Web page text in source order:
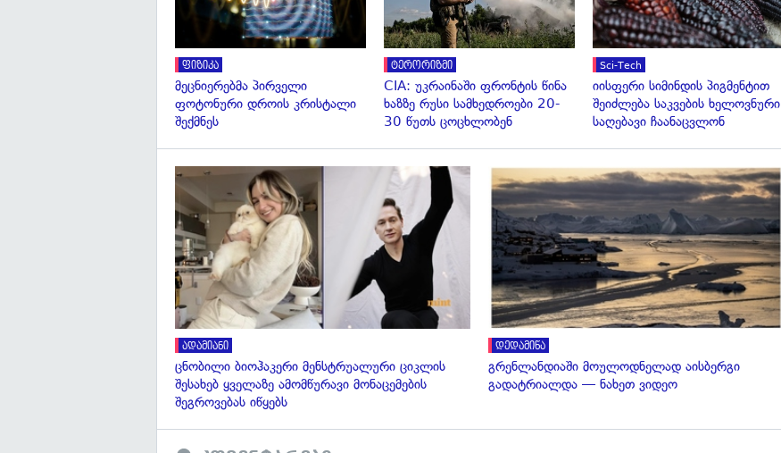
ფიზიკა
მეცნიერებმა პირველი
ფოტონური დროის კრისტალი
შექმნეს
ტერორიზმი
CIA: უკრაინაში ფრონტის წინა
ხაზზე რუსი სამხედროები 20-
30 წუთს ცოცხლობენ
Sci-Tech
იისფერი სიმინდის პიგმენტით
შეიძლება საკვების ხელოვნური
საღებავი ჩაანაცვლონ
გადახედვა
ადამიანი
ცნობილი ბიოჰაკერი მენსტრუალური ციკლის
შესახებ ყველაზე ამომწურავი მონაცემების
შეგროვებას იწყებს
დედამიწა
გრენლანდიაში მოულოდნელად აისბერგი
გადატრიალდა — ნახეთ ვიდეო